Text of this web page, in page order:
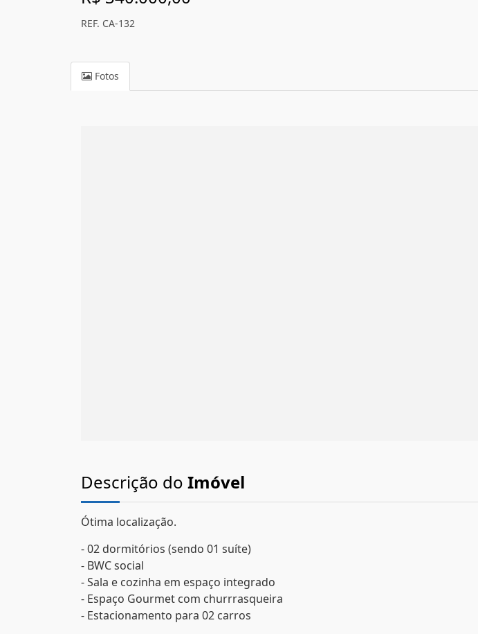
REF. CA-132
Fotos
Descrição do Imóvel
Ótima localização.
- 02 dormitórios (sendo 01 suíte)
- BWC social
- Sala e cozinha em espaço integrado
- Espaço Gourmet com churrrasqueira
- Estacionamento para 02 carros